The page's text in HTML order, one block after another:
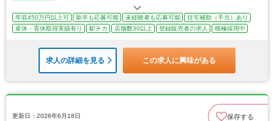
年収450万円以上可 新卒も応募可能 未経験者も応募可能
住宅補助（手当）あり
産休・育休取得実績有り
駅チカ 店舗数30以上 登録販売者の求人 積極採用中
求人の詳細を見る この求人に興味がある
更新日：2026年6月18日 保存する